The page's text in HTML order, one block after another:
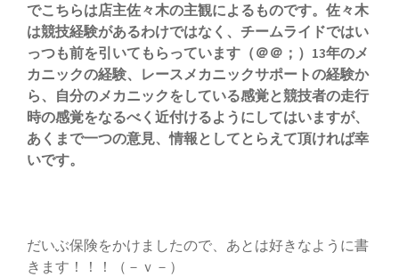
でこちらは店主佐々木の主観によるものです。佐々木
は競技経験があるわけではなく、チームライドではい
っつも前を引いてもらっています（＠＠；）13年のメ
カニックの経験、レースメカニックサポートの経験か
ら、自分のメカニックをしている感覚と競技者の走行
時の感覚をなるべく近付けるようにしてはいますが、
あくまで一つの意見、情報としてとらえて頂ければ幸
いです。
だいぶ保険をかけましたので、あとは好きなように書
きます！！！（－ｖ－）